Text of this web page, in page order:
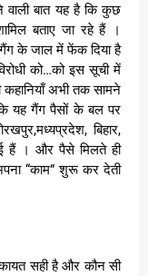
बात यह है कि कुछ
बताए जा रहे हैं ।
गैंग के जाल में फेंक दिया है
को…को इस सूची में
अभी तक सामने
यह गैंग पैसों के बल पर
बिहार,
हैं । और पैसे मिलते ही
“काम” शुरू कर देती
सही है और कौन सी